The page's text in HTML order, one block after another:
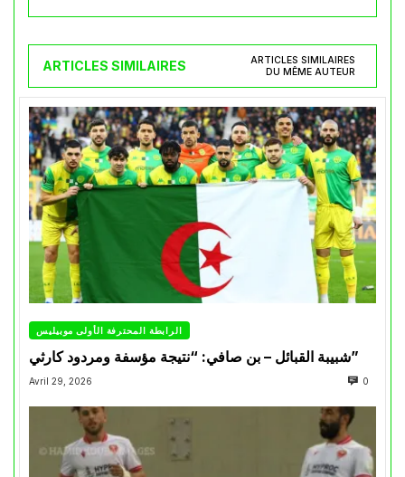
ARTICLES SIMILAIRES
ARTICLES SIMILAIRES
DU MÊME AUTEUR
الرابطة المحترفة الأولى موبيليس
شبيبة القبائل – بن صافي: “نتيجة مؤسفة ومردود كارثي”
Avril 29, 2026 0